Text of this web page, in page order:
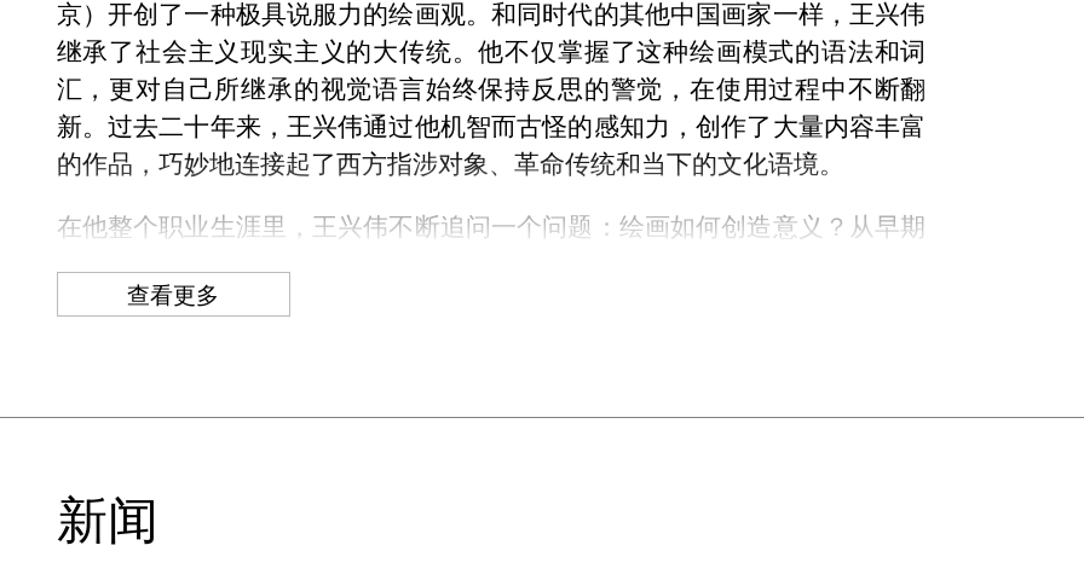
京）开创了一种极具说服力的绘画观。和同时代的其他中国画家一样，王兴伟
继承了社会主义现实主义的大传统。他不仅掌握了这种绘画模式的语法和词
汇，更对自己所继承的视觉语言始终保持反思的警觉，在使用过程中不断翻
新。过去二十年来，王兴伟通过他机智而古怪的感知力，创作了大量内容丰富
的作品，巧妙地连接起了西方指涉对象、革命传统和当下的文化语境。
在他整个职业生涯里，王兴伟不断追问一个问题：绘画如何创造意义？从早期
创作中若干反复出现的主题和原型之间看似天马行空的联系，王兴伟探讨了自
随着微妙的重复和变化，而且始终表现出一种敏锐的幽默感。
查看更多
新闻